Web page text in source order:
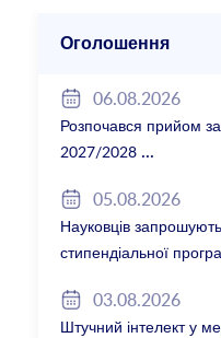
Оголошення
06.08.2026
Розпочався прийом
2027/2028
05.08.2026
Науковців
стипендіальної
03.08.2026
Штучний інтелект у